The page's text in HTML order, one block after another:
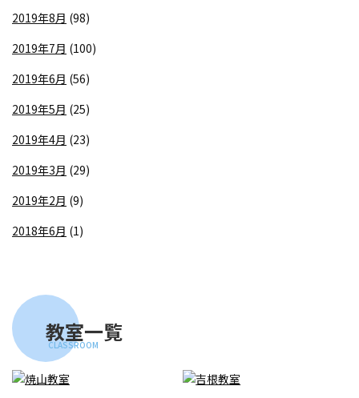
2019年8月 (98)
2019年7月 (100)
2019年6月 (56)
2019年5月 (25)
2019年4月 (23)
2019年3月 (29)
2019年2月 (9)
2018年6月 (1)
教室一覧
CLASSROOM